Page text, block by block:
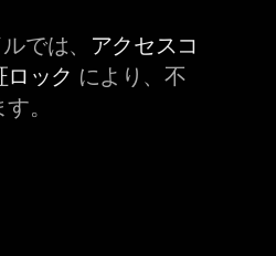
では、 アクセスコ
ロック により、不
。